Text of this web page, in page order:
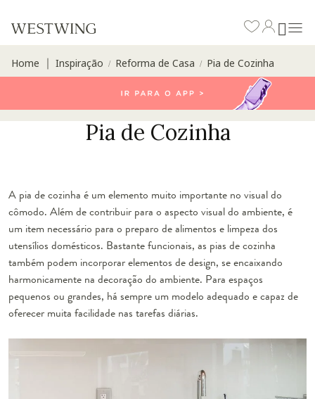
Home Inspiração / Reforma de Casa / Pia de Cozinha
Pia de Cozinha
A pia de cozinha é um elemento muito importante no visual do
cômodo. Além de contribuir para o aspecto visual do ambiente, é
um item necessário para o preparo de alimentos e limpeza dos
utensílios domésticos. Bastante funcionais, as pias de cozinha
também podem incorporar elementos de design, se encaixando
harmonicamente na decoração do ambiente. Para espaços
pequenos ou grandes, há sempre um modelo adequado e capaz de
oferecer muita facilidade nas tarefas diárias.